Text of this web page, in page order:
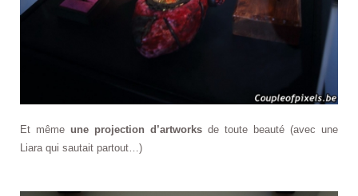
Et même une projection d’artworks de toute beauté (avec une
Liara qui sautait partout…)